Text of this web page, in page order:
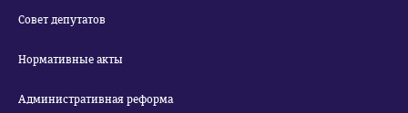
Совет депутатов
Нормативные акты
Административная реформа